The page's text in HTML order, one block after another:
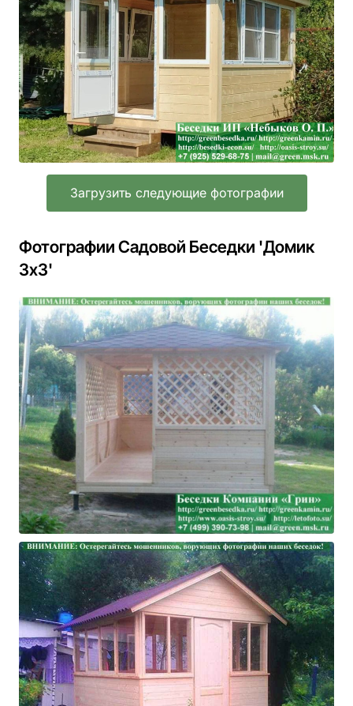
Загрузить следующие фотографии
Фотографии Садовой Беседки 'Домик
3х3'